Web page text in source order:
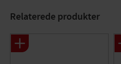
Relaterede produkter